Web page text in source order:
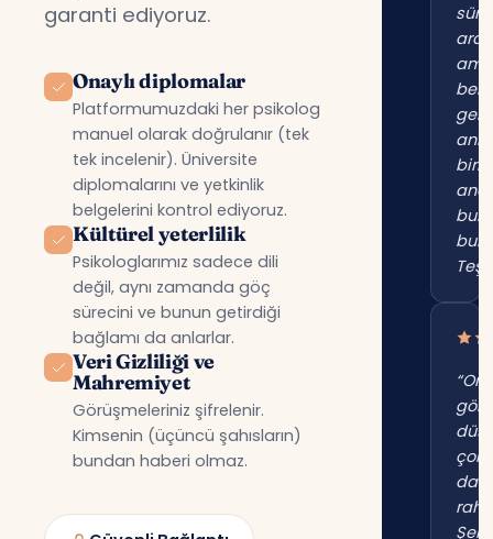
garanti ediyoruz.
Onaylı diplomalar
Platformumuzdaki her psikolog
manuel olarak doğrulanır (tek
tek incelenir). Üniversite
diplomalarını ve yetkinlik
belgelerini kontrol ediyoruz.
Kültürel yeterlilik
Psikologlarımız sadece dili
değil, aynı zamanda göç
sürecini ve bunun getirdiği
bağlamı da anlarlar.
Veri Gizliliği ve
Mahremiyet
Görüşmeleriniz şifrelenir.
Kimsenin (üçüncü şahısların)
bundan haberi olmaz.
süre
beni
çok